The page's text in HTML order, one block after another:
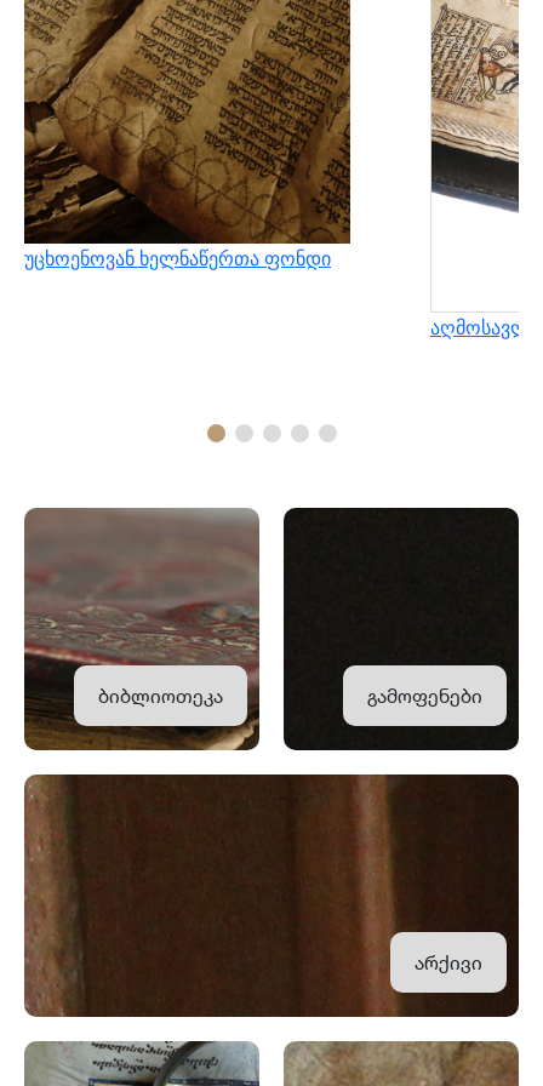
უცხოენოვან ხელნაწერთა ფონდი
ბიბლიოთეკა გამოფენები
არქივი